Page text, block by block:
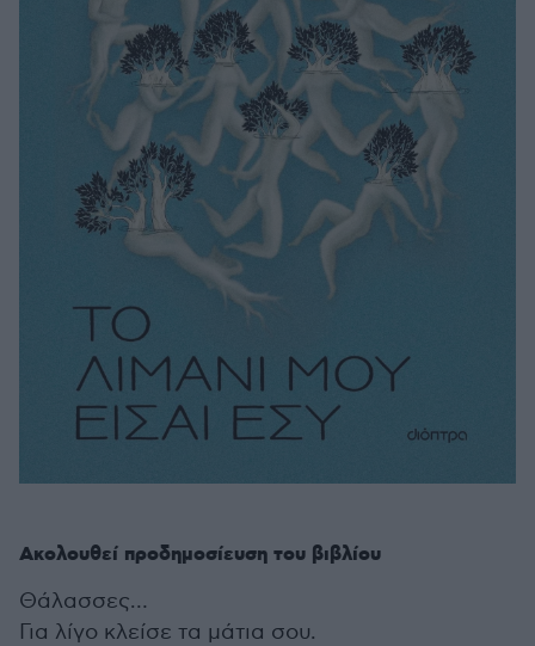
Ακολουθεί προδημοσίευση του βιβλίου
Θάλασσες…
Για λίγο κλείσε τα μάτια σου.